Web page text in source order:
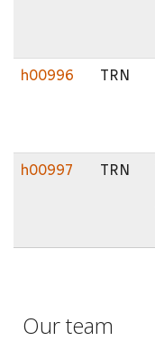
h00996 TRN
h00997 TRN
Our team